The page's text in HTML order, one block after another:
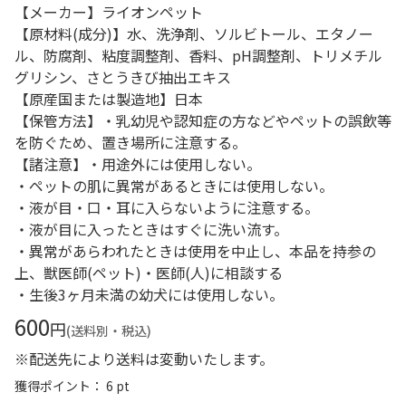
【メーカー】ライオンペット
【原材料(成分)】水、洗浄剤、ソルビトール、エタノー
ル、防腐剤、粘度調整剤、香料、pH調整剤、トリメチル
グリシン、さとうきび抽出エキス
【原産国または製造地】日本
【保管方法】・乳幼児や認知症の方などやペットの誤飲等
を防ぐため、置き場所に注意する。
【諸注意】・用途外には使用しない。
・ペットの肌に異常があるときには使用しない。
・液が目・口・耳に入らないように注意する。
・液が目に入ったときはすぐに洗い流す。
・異常があらわれたときは使用を中止し、本品を持参の
上、獣医師(ペット)・医師(人)に相談する
・生後3ヶ月未満の幼犬には使用しない。
600円(送料別・税込)
※配送先により送料は変動いたします。
獲得ポイント： 6 pt